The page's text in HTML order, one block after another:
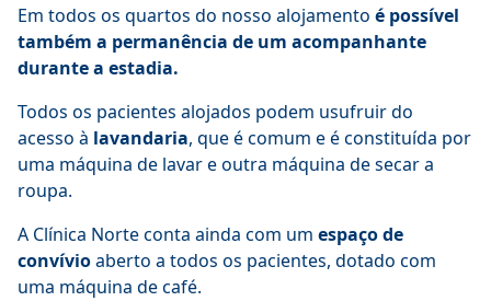
Em todos os quartos do nosso alojamento é possível
também a permanência de um acompanhante
durante a estadia.
Todos os pacientes alojados podem usufruir do
acesso à lavandaria, que é comum e é constituída por
uma máquina de lavar e outra máquina de secar a
roupa.
A Clínica Norte conta ainda com um espaço de
convívioaberto a todos os pacientes, dotado com
uma máquina de café.